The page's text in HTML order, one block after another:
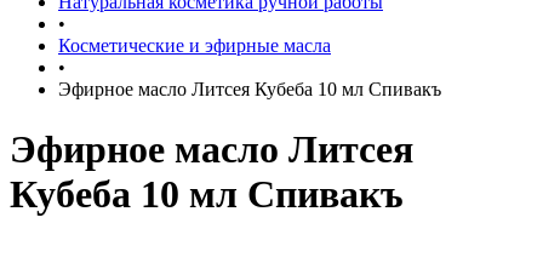
•
Косметические и эфирные масла
•
Эфирное масло Литсея Кубеба 10 мл Спивакъ
Эфирное масло Литсея
Кубеба 10 мл Спивакъ